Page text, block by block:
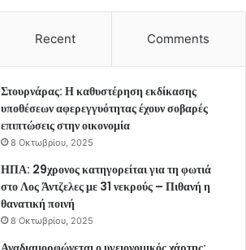
Recent Comments
Στουρνάρας: Η καθυστέρηση εκδίκασης
υποθέσεων αφερεγγυότητας έχουν σοβαρές
επιπτώσεις στην οικονομία
8 Οκτωβρίου, 2025
ΗΠΑ: 29χρονος κατηγορείται για τη φωτιά
στο Λος Άντζελες με 31 νεκρούς – Πιθανή η
θανατική ποινή
8 Οκτωβρίου, 2025